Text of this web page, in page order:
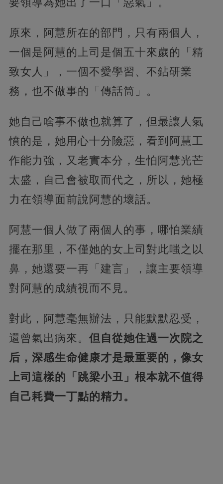
原來，阿慧所在的部門，只有兩個人，
一個是阿慧的上司是個五十來歲的「精
致女人」，一個不愛學習、不鉆研業
務，也不做事的「傳話筒」。
她自己啥事不做也就算了，但最讓人氣
憤的是，她用心十分險惡，看到阿慧工
作能力強，又老實本分，生怕阿慧光芒
太盛，自己會被取而代之，所以，她極
力在領導面前說阿慧的壞話。
阿慧一個人做了兩個人的事，哪怕業績
擺在那里，不僅她的女上司對此嗤之以
鼻，她還要一再「建言」，讓主要領導
對阿慧的成績視而不見。
對此，阿慧毫無辦法，只能默默忍受，
還曾氣出病來。 但自從她住過一次院之
后，深感生命健康才是最重要的，像女
上司這樣的「跳梁小丑」根本就不值得
自己耗費一丁點的精力。